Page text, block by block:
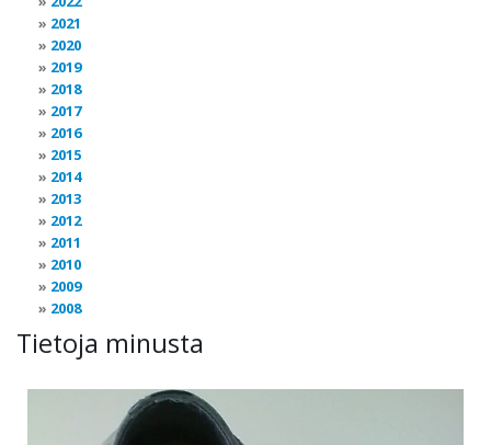
2021
2020
2019
2018
2017
2016
2015
2014
2013
2012
2011
2010
2009
2008
Tietoja minusta